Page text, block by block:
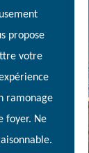
propose
votre
ramonage
foyer. Ne